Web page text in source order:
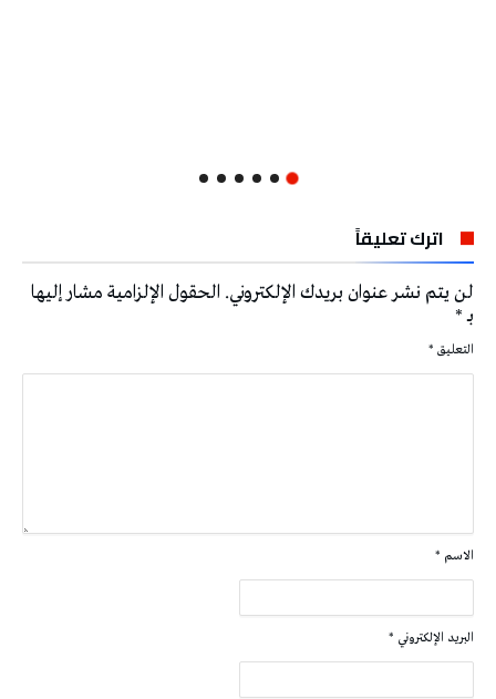
اترك تعليقاً
لن يتم نشر عنوان بريدك الإلكتروني. الحقول الإلزامية مشار إليها
بـ*
التعليق *
الاسم *
البريد الإلكتروني *